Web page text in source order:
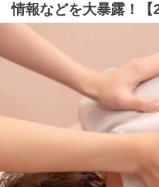
情報などを大暴露！【